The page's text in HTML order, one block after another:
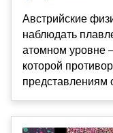
Австрийские
наблюдать
атомном уровне
которой
представлениям